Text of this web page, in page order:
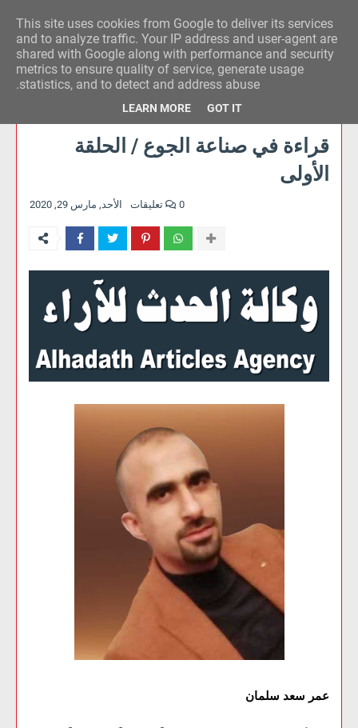
وكالة الحدث للآراء
قراءة في صناعة الجوع / الحلقة
الأولى
الأحد, مارس 29, 2020 0 تعليقات
عمر سعد سلمان
This site uses cookies from Google to deliver its services
and to analyze traffic. Your IP address and user-agent are
shared with Google along with performance and security
metrics to ensure quality of service, generate usage
statistics, and to detect and address abuse.
LEARN MORE GOT IT